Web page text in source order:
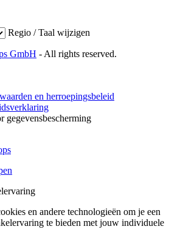
Regio / Taal wijzigen
GmbH - All rights reserved.
en herroepingsbeleid
gegevensbescherming
en andere technologieën om je een
te bieden met jouw individuele